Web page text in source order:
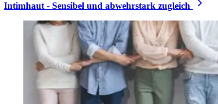
Intimhaut - Sensibel und abwehrstark zugleich